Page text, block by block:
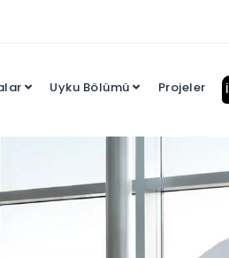
Uyku Bölümü Projeler